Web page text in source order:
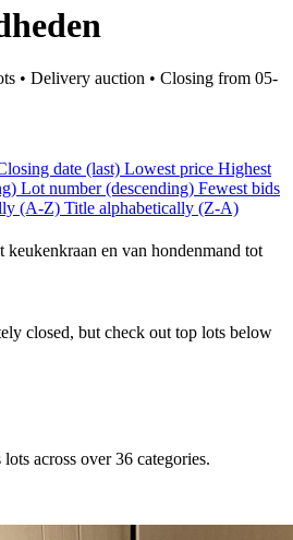
• Delivery auction • Closing from 05-
date (last) Lowest price Highest
Lot number (descending) Fewest bids
(A-Z) Title alphabetically (Z-A)
keukenkraan en van hondenmand tot
closed, but check out top lots below
lots across over36 categories.